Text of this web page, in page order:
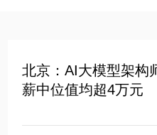
北京：AI大模型架构
薪中位值均超4万元